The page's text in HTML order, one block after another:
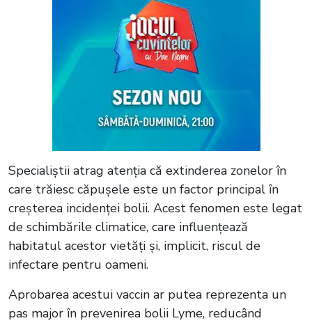
Specialiștii atrag atenția că extinderea zonelor în
care trăiesc căpușele este un factor principal în
creșterea incidenței bolii. Acest fenomen este legat
de schimbările climatice, care influențează
habitatul acestor vietăți și, implicit, riscul de
infectare pentru oameni.
Aprobarea acestui vaccin ar putea reprezenta un
pas major în prevenirea bolii Lyme, reducând